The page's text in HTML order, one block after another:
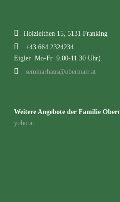
Holzleithen 15, 5131 Franking
+43 664
Eigler Mo-Fr 9.00-11.30 Uhr)
seminarhaus@obermair.at
Weitere Angebote der Familie
yoho.at